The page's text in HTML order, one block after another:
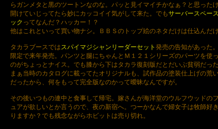
らガンメタと黒のツートンなのな。パッと見イマイチかなぁ？と思った
開けていじってたら妙にカッコイイ気がして来た。でもサーバースペー
ック ってなんだ？ハッカー！？
他はこれといって買い物ナシ。ＢＢＳのトップ絵のネタだけは仕込んだ
タカラブースでは スパイマジシャンリーダーセット 発売の告知があった
限定で来年発売。パンツと腿にちゃんとＭ１２１シリーズのパーツを使
のがちょっとナイス。でも膝から下はタカラ復刻版だとだいぶ貧弱だっ
まぁ当時のカタログに載ってたオリジナルも、試作品の塗装仕上げの荒
だったから、何をもって完全版なのかって曖昧なんですが。
その後いつもの連中と食事して帰宅。嫁さんが海洋堂のウルフウッドの
ュアが欲しいとか言うので、夜の新宿へ。つーかなんで婦女子は牧師好
りますか？でも残念ながらホビットは売り切れ。